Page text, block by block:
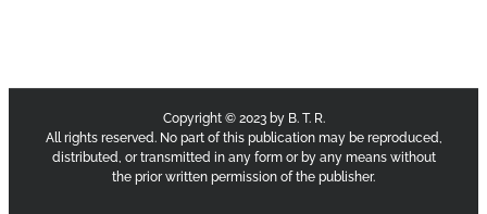
Copyright © 2023 by B. T. R.
All rights reserved. No part of this publication may be reproduced,
distributed, or transmitted in any form or by any means without
the prior written permission of the publisher.